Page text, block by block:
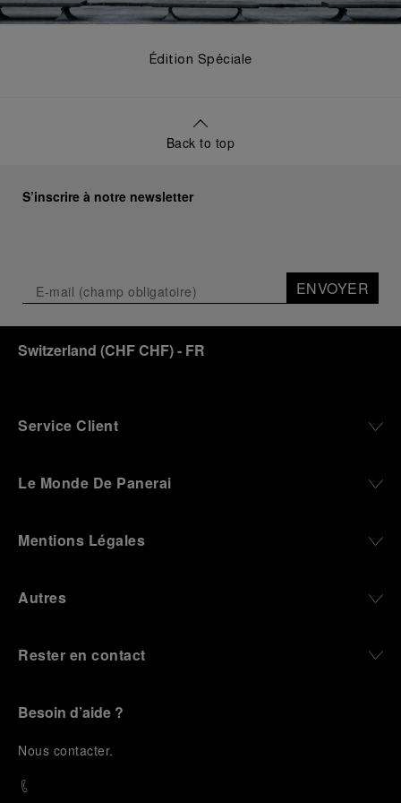
Édition Spéciale
Back to top
S’inscrire à notre newsletter
ENVOYER
Switzerland (CHF CHF)- FR
Service Client
Le Monde De Panerai
Mentions Légales
Autres
Rester en contact
Besoin d’aide ?
Nous contacter.